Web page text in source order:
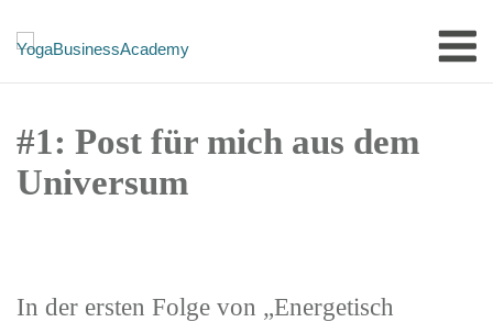
#1: Post für mich aus dem
Universum
In der ersten Folge von „Energetisch